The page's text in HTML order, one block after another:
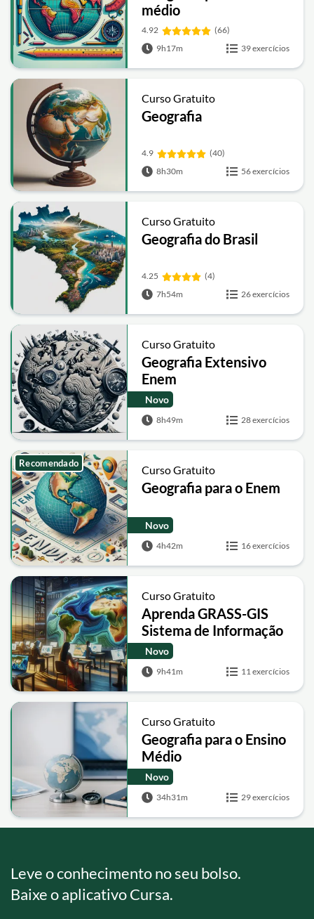
médio
4.92
(66)
9h17m
39 exercícios
Curso Gratuito
Geografia
4.9
(40)
8h30m
56 exercícios
Curso Gratuito
Geografia do Brasil
4.25
(4)
7h54m
26 exercícios
Curso Gratuito
Geografia Extensivo
Enem
Novo
8h49m 28 exercícios
Curso Gratuito
Geografia para o Enem
Novo
4h42m 16 exercícios
Recomendado
Curso Gratuito
Aprenda GRASS-GIS
Sistema de Informação
Geográfica
Novo
9h41m 11 exercícios
Curso Gratuito
Geografia para o Ensino
Médio
Novo
34h31m 29 exercícios
Leve o conhecimento no seu bolso.
Baixe o aplicativo Cursa.